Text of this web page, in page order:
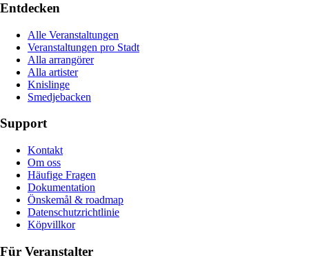
Entdecken
Alle Veranstaltungen
Veranstaltungen pro Stadt
Alla arrangörer
Alla artister
Knislinge
Smedjebacken
Support
Kontakt
Om oss
Häufige Fragen
Dokumentation
Önskemål & roadmap
Datenschutzrichtlinie
Köpvillkor
Für Veranstalter